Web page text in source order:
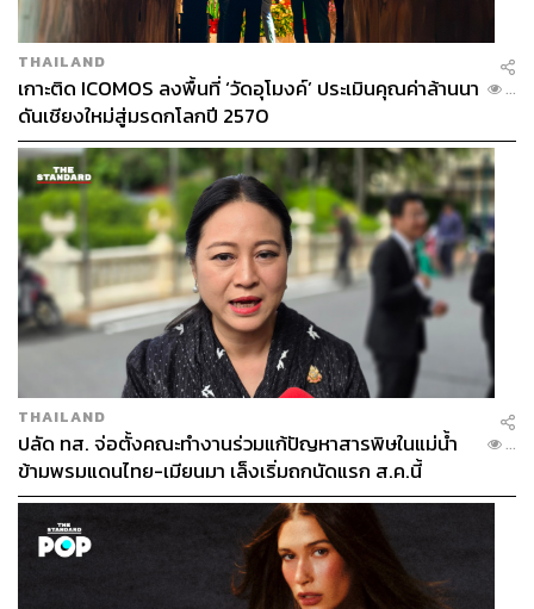
THAILAND
เกาะติด ICOMOS ลงพื้นที่ ‘วัดอุโมงค์’ ประเมินคุณค่าล้านนา
ดันเชียงใหม่สู่มรดกโลกปี 2570
...
THAILAND
ปลัด ทส. จ่อตั้งคณะทำงานร่วมแก้ปัญหาสารพิษในแม่น้ำ
ข้ามพรมแดนไทย-เมียนมา เล็งเริ่มถกนัดแรก ส.ค.นี้
...